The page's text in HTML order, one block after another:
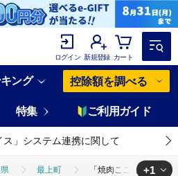
ログイン 新規登録 カート
ング 控除額を調べる
特集 ご利用ガイド
ス」システム連携に関して
最上町 「焼肉ここねまる銀座
+1